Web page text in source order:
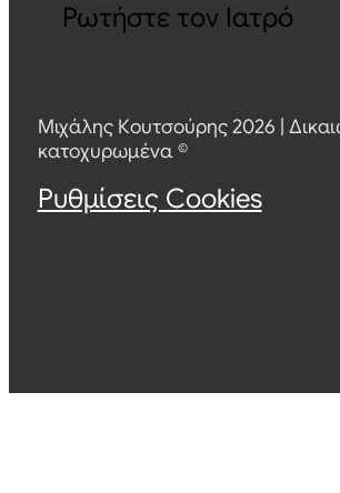
Ρωτήστε τον Ιατρό
Μιχάλης Κουτσούρης 2026 |
κατοχυρωμένα ©
Ρυθμίσεις Cookies